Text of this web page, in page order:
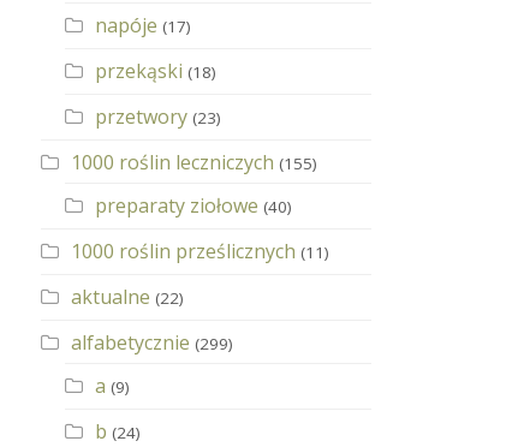
napóje (17)
przekąski (18)
przetwory (23)
1000 roślin leczniczych (155)
preparaty ziołowe (40)
1000 roślin prześlicznych (11)
aktualne (22)
alfabetycznie (299)
a (9)
b (24)